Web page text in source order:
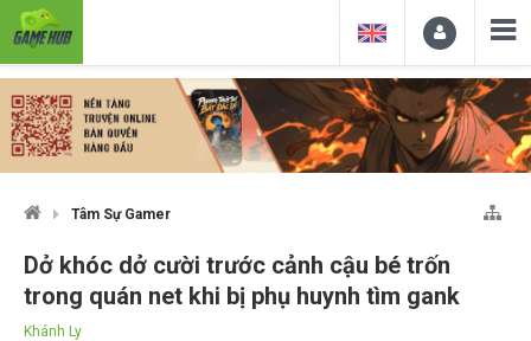
Tâm Sự Gamer
Dở khóc dở cười trước cảnh cậu bé trốn
trong quán net khi bị phụ huynh tìm gank
Khánh Ly